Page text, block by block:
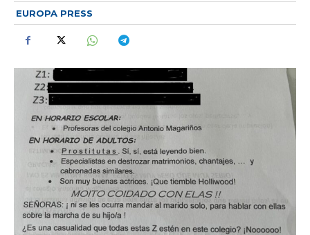
EUROPA PRESS